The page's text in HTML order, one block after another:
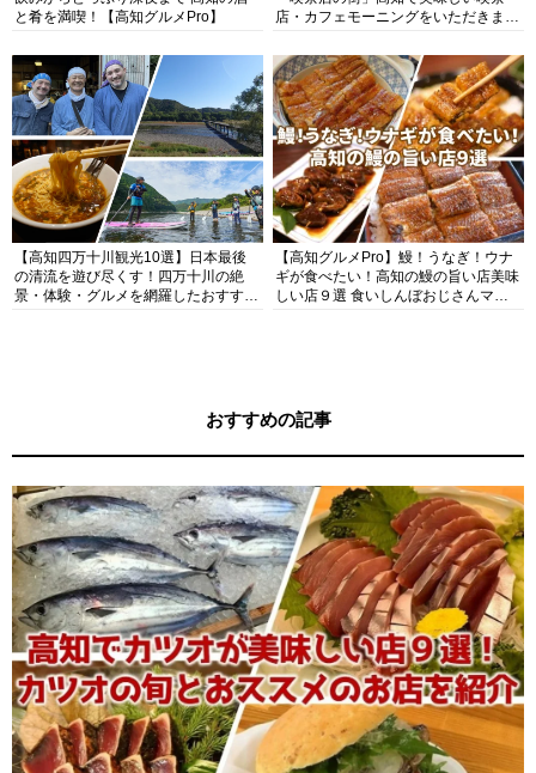
と肴を満喫！【高知グルメPro】
店・カフェモーニングをいただきま
【高知四万十川観光10選】日本最後
の清流を遊び尽くす！四万十川の絶
景・体験・グルメを網羅したおすすめ
【高知グルメPro】鰻！うなぎ！ウナ
ギが食べたい！高知の鰻の旨い店美味
しい店９選 食いしんぼおじさんマッ
おすすめの記事